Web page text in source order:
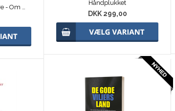
De politiske håndværkere - Om magt, indflydelse og resultater på Christiansborg
Håndplukket
DKK 299,00